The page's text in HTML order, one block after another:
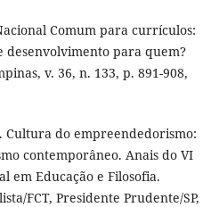
Comum para currículos:
para quem?
v. 36, n. 133, p. 891-908,
Cultura do empreendedorismo:
contemporâneo. Anais do VI
em Educação e Filosofia.
FCT, Presidente Prudente/SP,